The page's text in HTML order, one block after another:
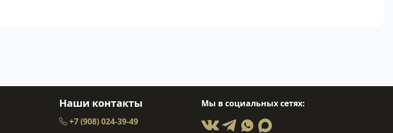
Наши контакты
+7 (908) 024-39-49
Мы в социальных сетях: